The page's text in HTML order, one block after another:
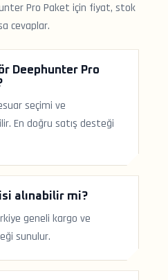
Pro Paket için fiyat, stok
cevaplar.
Deephunter Pro
seçimi ve
En doğru satış desteği
alınabilir mi?
geneli kargo ve
sunulur.